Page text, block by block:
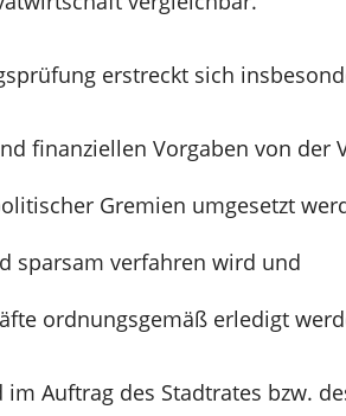
erstreckt sich
finanziellen Vorgaben von der
Gremien umgesetzt
sparsam verfahren wird und
ordnungsgemäß erledigt
Auftrag des Stadtrates bzw.